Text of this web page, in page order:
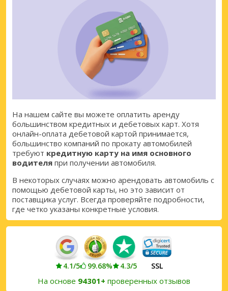
На нашем сайте вы можете оплатить аренду
большинством кредитных и дебетовых карт. Хотя
онлайн-оплата дебетовой картой принимается,
большинство компаний по прокату автомобилей
требуют кредитную карту на имя основного
водителя при получении автомобиля.
В некоторых случаях можно арендовать автомобиль с
помощью дебетовой карты, но это зависит от
поставщика услуг. Всегда проверяйте подробности,
где четко указаны конкретные условия.
4.1/5 99.68% 4.3/5 SSL
На основе 94301+ проверенных отзывов
Лучшие сбережения
Получите доступ к эксклюзивным
предложениям партнёров
Войти с помощью eLink